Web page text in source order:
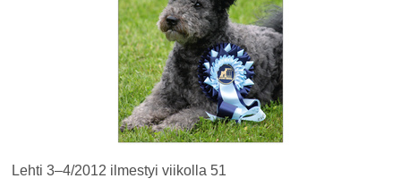
Lehti 3–4/2012 ilmestyi viikolla 51